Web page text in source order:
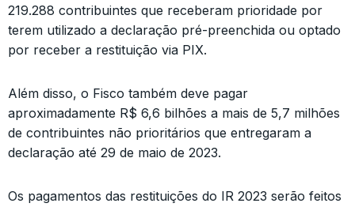
219.288 contribuintes que receberam prioridade por
terem utilizado a declaração pré-preenchida ou optado
por receber a restituição via PIX.
Além disso, o Fisco também deve pagar
aproximadamente R$ 6,6 bilhões a mais de 5,7 milhões
de contribuintes não prioritários que entregaram a
declaração até 29 de maio de 2023.
Os pagamentos das restituições do IR 2023 serão feitos